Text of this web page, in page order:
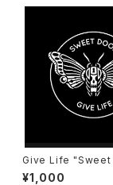
Give Life "Sweet
D
¥1,000